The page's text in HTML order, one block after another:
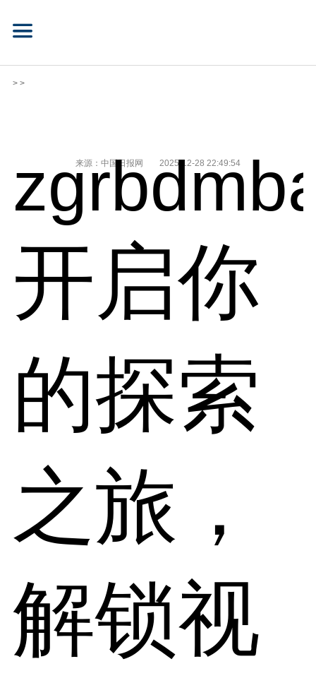
> >
来源：中国日报网 2025-12-28 22:49:54
开启你
的探索
之旅，
解锁视